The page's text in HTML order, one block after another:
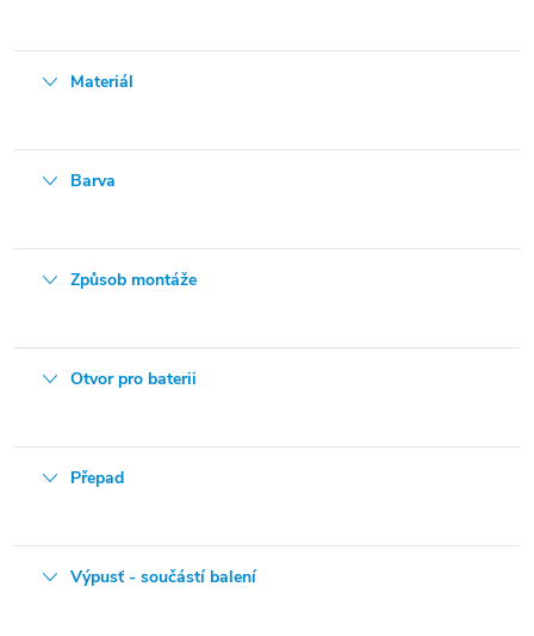
Materiál
Barva
Způsob montáže
Otvor pro baterii
Přepad
Výpusť - součástí balení